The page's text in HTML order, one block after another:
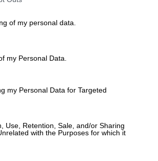
of my personal data.
my Personal Data.
my Personal Data for Targeted
Use, Retention, Sale, and/or Sharing
with the Purposes for which it
Τι έδειξε η
κλινική μελέτη
η ασφάλεια της χορήγησης
από ομάδα ελέγχου,
θετικοί στον SARS-
ή την εμβολιαστική
μελέτη εντός 8 ημερών
εντός 1 ημέρας από τη
σημείο ήταν οι νοσηλείες